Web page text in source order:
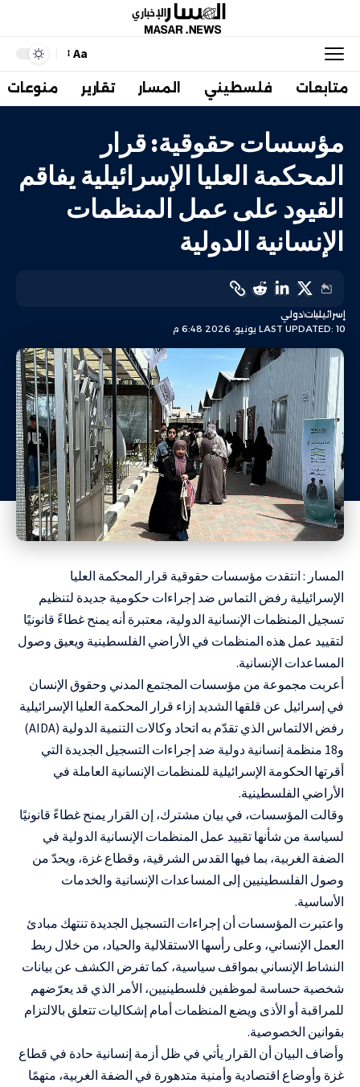
Aa
متابعات فلسطيني المسار تقارير منوعات
مؤسسات حقوقية: قرار
المحكمة العليا الإسرائيلية يفاقم
القيود على عمل المنظمات
الإنسانية الدولية
LAST UPDATED: 10 يونيو، 2026 6:48 م
إسرائيلياتدولي
المسار : انتقدت مؤسسات حقوقية قرار المحكمة العليا
الإسرائيلية رفض التماس ضد إجراءات حكومية جديدة لتنظيم
تسجيل المنظمات الإنسانية الدولية، معتبرة أنه يمنح غطاءً قانونيًا
لتقييد عمل هذه المنظمات في الأراضي الفلسطينية ويعيق وصول
المساعدات الإنسانية.
أعربت مجموعة من مؤسسات المجتمع المدني وحقوق الإنسان
في إسرائيل عن قلقها الشديد إزاء قرار المحكمة العليا الإسرائيلية
رفض الالتماس الذي تقدّم به اتحاد وكالات التنمية الدولية (AIDA)
و18 منظمة إنسانية دولية ضد إجراءات التسجيل الجديدة التي
أقرتها الحكومة الإسرائيلية للمنظمات الإنسانية العاملة في
الأراضي الفلسطينية.
وقالت المؤسسات، في بيان مشترك، إن القرار يمنح غطاءً قانونيًا
لسياسة من شأنها تقييد عمل المنظمات الإنسانية الدولية في
الضفة الغربية، بما فيها القدس الشرقية، وقطاع غزة، ويحدّ من
وصول الفلسطينيين إلى المساعدات الإنسانية والخدمات
الأساسية.
واعتبرت المؤسسات أن إجراءات التسجيل الجديدة تنتهك مبادئ
العمل الإنساني، وعلى رأسها الاستقلالية والحياد، من خلال ربط
النشاط الإنساني بمواقف سياسية، كما تفرض الكشف عن بيانات
شخصية حساسة لموظفين فلسطينيين، الأمر الذي قد يعرّضهم
للمراقبة أو الأذى ويضع المنظمات أمام إشكاليات تتعلق بالالتزام
بقوانين الخصوصية.
وأضاف البيان أن القرار يأتي في ظل أزمة إنسانية حادة في قطاع
غزة وأوضاع اقتصادية وأمنية متدهورة في الضفة الغربية، متهمًا